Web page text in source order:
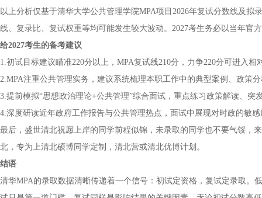
以上分析仅基于清华大学公共管理学院MPA项目2026年复试分数线及
线、复录比、复试权重等均可能发生较大波动。2027考生务必以当年官
给2027考生的备考建议
1.初试目标建议瞄准220分以上，MPA复试线210分，力争220分可进入
2.MPA注重公共管理实务，建议系统梳理本职工作中的典型案例、政策
3.提前模拟“思想政治理论+公共管理”综合面试，重点练习政策解读、突
4.深度研读近年政府工作报告与公共管理热点，面试中展现对时政的敏
最后，盛世清北祝愿上岸的同学前程似锦，未录取的同学也不要气馁，
北，专为上清北硕博同学定制，清北营或清北优博计划。
结语
清华MPA的录取数据清晰传递着一个信号：初试定资格，复试定录取